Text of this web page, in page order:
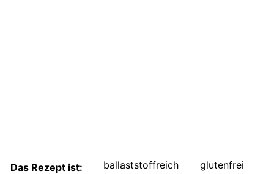
Das Rezept ist: ballaststoffreich
glutenfrei